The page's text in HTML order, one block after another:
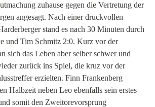
zuhause gegen die Vertretung der
angesagt. Nach einer druckvollen
stand es nach 30 Minuten durch
und Tim Schmitz 2:0. Kurz vor der
sich das Leben aber selber schwer und
zurück ins Spiel, die kruz vor der
erzielten. Finn Frankenberg
Halbzeit neben Leo ebenfalls sein erstes
somit den Zweitorevorsprung